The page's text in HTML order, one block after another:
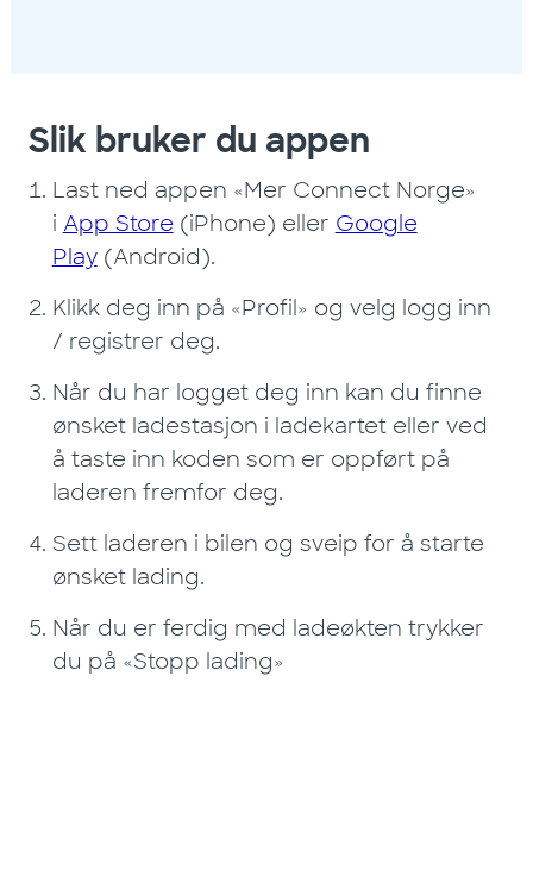
Slik bruker du appen
Last ned appen «Mer Connect Norge»
i App Store (iPhone) eller Google
Play(Android).
Klikk deg inn på «Profil» og velg logg inn
/ registrer deg.
Når du har logget deg inn kan du finne
ønsket ladestasjon i ladekartet eller ved
å taste inn koden som er oppført på
laderen fremfor deg.
Sett laderen i bilen og sveip for å starte
ønsket lading.
Når du er ferdig med ladeøkten trykker
du på «Stopp lading»